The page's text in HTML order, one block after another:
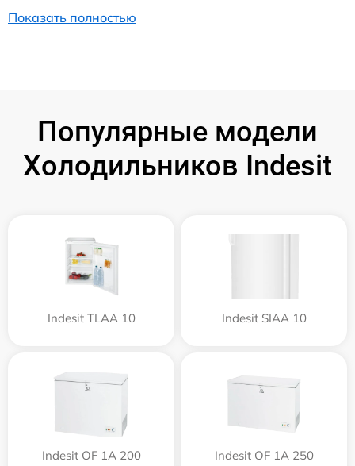
Показать полностью
Популярные модели
Холодильников Indesit
Indesit TLAA 10 Indesit SIAA 10
Indesit OF 1A 200 Indesit OF 1A 250